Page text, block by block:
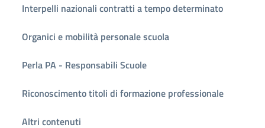
Interpelli nazionali contratti a tempo determinato
Organici e mobilità personale scuola
Perla PA - Responsabili Scuole
Riconoscimento titoli di formazione professionale
Altri contenuti